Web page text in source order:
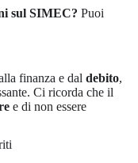
sul SIMEC? Puoi
finanza e dal debito,
Ci ricorda che il
e di non essere